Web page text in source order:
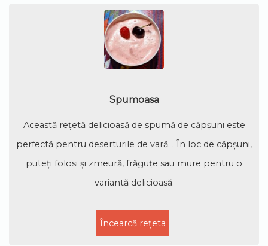
Spumoasa
Această rețetă delicioasă de spumă de căpșuni este
perfectă pentru deserturile de vară. . În loc de căpșuni,
puteți folosi și zmeură, frăguțe sau mure pentru o
variantă delicioasă.
Încearcă rețeta